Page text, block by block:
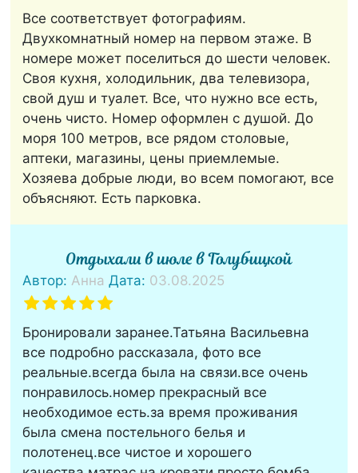
Все соответствует фотографиям.
Двухкомнатный номер на первом этаже. В
номере может поселиться до шести человек.
Своя кухня, холодильник, два телевизора,
свой душ и туалет. Все, что нужно все есть,
очень чисто. Номер оформлен с душой. До
моря 100 метров, все рядом столовые,
аптеки, магазины, цены приемлемые.
Хозяева добрые люди, во всем помогают, все
объясняют. Есть парковка.
Отдыхали в июле в Голубицкой
Автор:Анна Дата: 03.08.2025
Бронировали заранее.Татьяна Васильевна
все подробно рассказала, фото все
реальные.всегда была на связи.все очень
понравилось.номер прекрасный все
необходимое есть.за время проживания
была смена постельного белья и
полотенец.все чистое и хорошего